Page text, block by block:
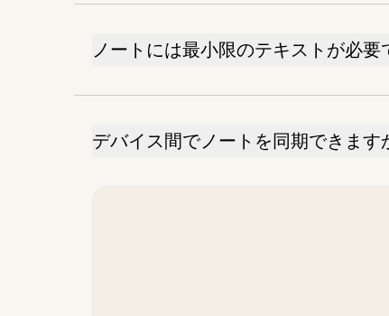
ノートには最小限のテキストが必要
デバイス間でノートを同期できます